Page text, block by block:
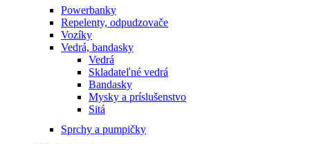
Powerbanky
Repelenty, odpudzovače
Vozíky
Vedrá, bandasky
Vedrá
Skladateľné vedrá
Bandasky
Mysky a príslušenstvo
Sitá
Sprchy a pumpičky